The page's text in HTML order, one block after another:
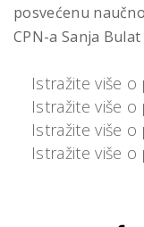
posvećenu
CPN-a Sanja
Istražite više
Istražite više
Istražite više
Istražite više